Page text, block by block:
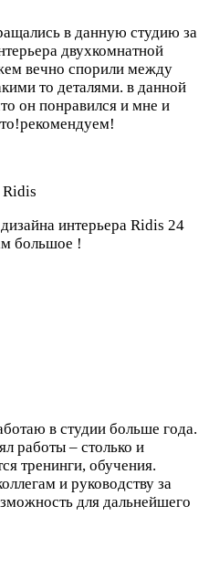
в данную студию за
двухкомнатной
вечно спорили между
то деталями. в данной
он понравился и мне и
интерьера Ridis 24
большое !
в студии больше года.
работы – столько и
тренинги, обучения.
и руководству за
для дальнейшего